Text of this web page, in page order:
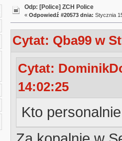
Odp: [Police] ZCH Police
« Odpowiedź #20573 dnia: Stycznia
Cytat: Qba99 w
Cytat:
14:02:25
Kto